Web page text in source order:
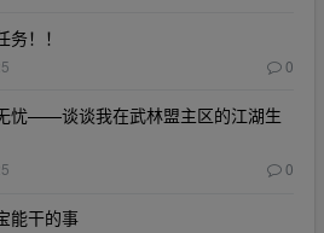
！！
0
忧——谈谈我在武林盟主区的江湖生
0
能干的事